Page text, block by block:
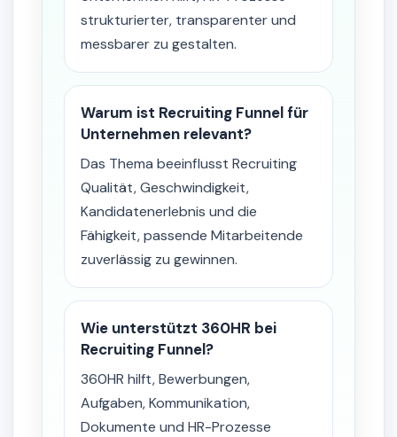
strukturierter, transparenter und
messbarer zu gestalten.
Warum ist Recruiting Funnel für
Unternehmen relevant?
Das Thema beeinflusst Recruiting
Qualität, Geschwindigkeit,
Kandidatenerlebnis und die
Fähigkeit, passende Mitarbeitende
zuverlässig zu gewinnen.
Wie unterstützt 360HR bei
Recruiting Funnel?
360HR hilft, Bewerbungen,
Aufgaben, Kommunikation,
Dokumente und HR-Prozesse